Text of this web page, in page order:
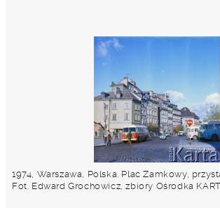
1974, Warszawa, Polska. Plac Zamkowy,
Fot. Edward Grochowicz, zbiory Ośrodka